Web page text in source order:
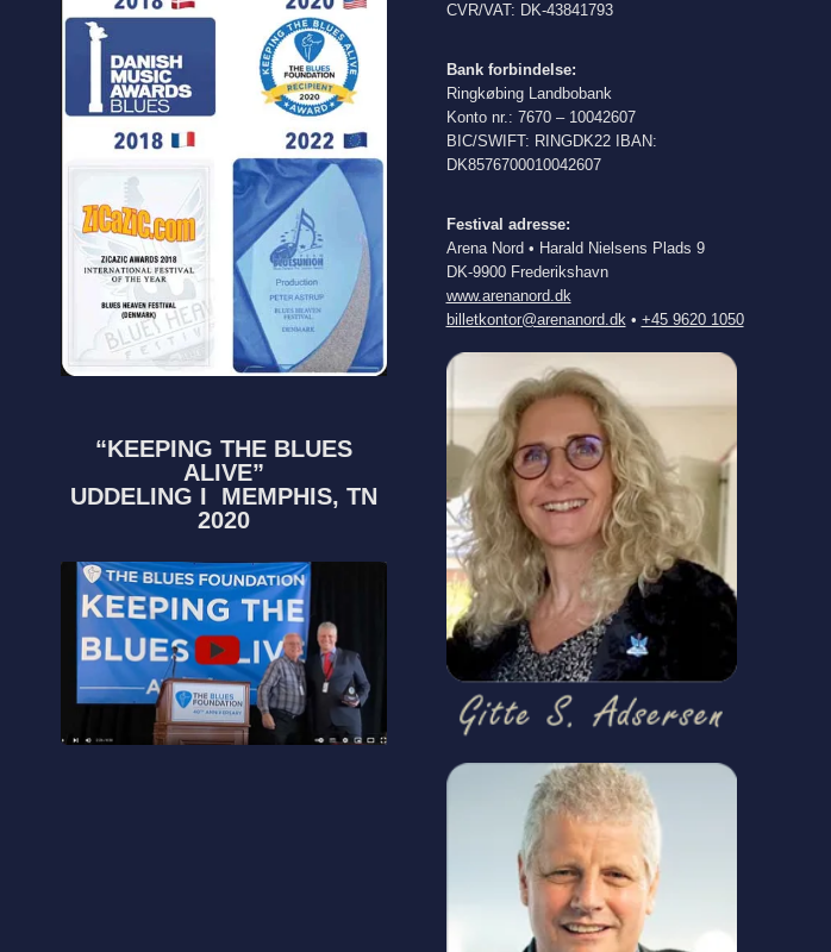
“KEEPING THE BLUES
ALIVE”
UDDELING I MEMPHIS, TN
2020
CVR/VAT: DK-43841793
Bank forbindelse:
Ringkøbing Landbobank
Konto nr.: 7670 – 10042607
BIC/SWIFT: RINGDK22 IBAN:
DK8576700010042607
Festival adresse:
Arena Nord • Harald Nielsens Plads 9
DK-9900 Frederikshavn
www.arenanord.dk
billetkontor@arenanord.dk• +45 9620 1050